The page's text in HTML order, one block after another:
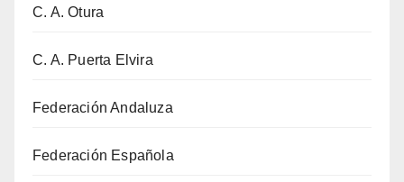
C. A. Otura
C. A. Puerta Elvira
Federación Andaluza
Federación Española